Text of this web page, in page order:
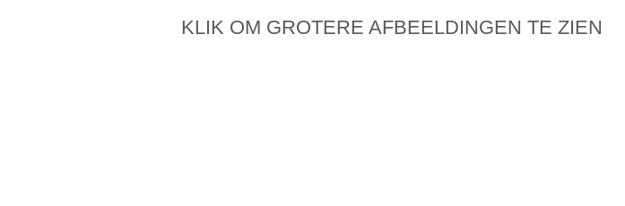
KLIK OM GROTERE AFBEELDINGEN TE ZIEN